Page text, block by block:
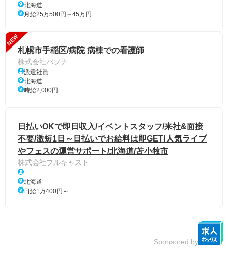
北海道
月給25万500円～45万円
NEW
札幌市手稲区/病院 病棟での看護師
株式会社パソナ
派遣社員
北海道
時給2,000円
日払いOKで即日収入/イベントスタッフ/来社&面接
不要/激短1日～日払いでお給料は即GET!人気ライブ
やフェスの運営サポート/北海道/苫小牧市
株式会社フルキャスト
北海道
日給1万400円～
Sponsored by